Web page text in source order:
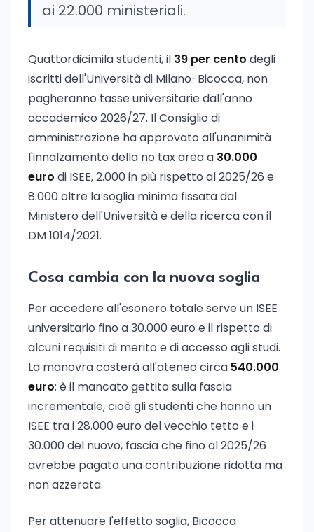
ai 22.000 ministeriali.
Quattordicimila studenti, il 39 per cento degli
iscritti dell'Università di Milano-Bicocca, non
pagheranno tasse universitarie dall'anno
accademico 2026/27. Il Consiglio di
amministrazione ha approvato all'unanimità
l'innalzamento della no tax area a 30.000
euro di ISEE, 2.000 in più rispetto al 2025/26 e
8.000 oltre la soglia minima fissata dal
Ministero dell'Università e della ricerca con il
DM 1014/2021.
Cosa cambia con la nuova soglia
Per accedere all'esonero totale serve un ISEE
universitario fino a 30.000 euro e il rispetto di
alcuni requisiti di merito e di accesso agli studi.
La manovra costerà all'ateneo circa 540.000
euro: è il mancato gettito sulla fascia
incrementale, cioè gli studenti che hanno un
ISEE tra i 28.000 euro del vecchio tetto e i
30.000 del nuovo, fascia che fino al 2025/26
avrebbe pagato una contribuzione ridotta ma
non azzerata.
Per attenuare l'effetto soglia, Bicocca